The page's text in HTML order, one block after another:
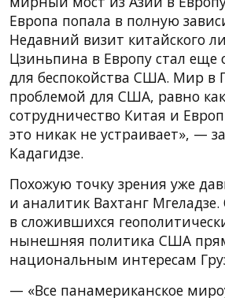
Европа попала в полную
Недавний визит китайского
Цзиньпина в Европу стал
для беспокойства США. Мир в
проблемой для США, равно
сотрудничество Китая и
это никак не устраивает», —
Кадагидзе.
Похожую точку зрения уже
и аналитик Вахтанг
в сложившихся
нынешняя политика США
национальным интересам
— «Все панамериканское